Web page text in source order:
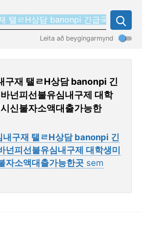
Leita að beygingarmynd
구재 탤ㄹH상담 banonpi 긴
넌피선불유심내구제 대학
신불자소액대출가능한
내구재 탤ㄹH상담 banonpi 긴
넌피선불유심내구제 대학생미
자소액대출가능한곳 sem